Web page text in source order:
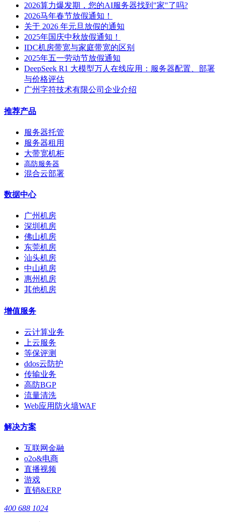
2026算力爆发期，您的AI服务器找到"家"了吗?
2026马年春节放假通知！
关于 2026 年元旦放假的通知
2025年国庆中秋放假通知！
IDC机房带宽与家庭带宽的区别
2025年五一劳动节放假通知
DeepSeek R1 大模型万人在线应用：服务器配置、部署
与价格评估
广州字符技术有限公司企业介绍
推荐产品
服务器托管
服务器租用
大带宽机柜
高防服务器
混合云部署
数据中心
广州机房
深圳机房
佛山机房
东莞机房
汕头机房
中山机房
惠州机房
其他机房
增值服务
云计算业务
上云服务
等保评测
ddos云防护
传输业务
高防BGP
流量清洗
Web应用防火墙WAF
解决方案
互联网金融
o2o&电商
直播视频
游戏
直销&ERP
400 688 1024